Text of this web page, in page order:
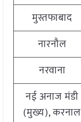
मुस्तफाबाद
नारनौल
नरवाना
नई अनाज मंडी
(मुख्य), करनाल